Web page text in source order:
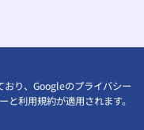
おり、Googleのプライバシー
と利用規約が適用されます。